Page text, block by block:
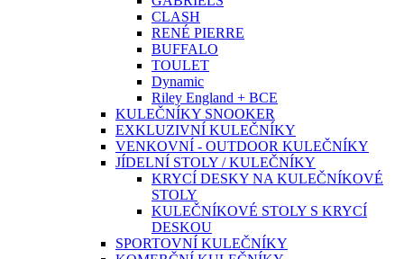
CLASH
RENÉ PIERRE
BUFFALO
TOULET
Dynamic
Riley England + BCE
KULEČNÍKY SNOOKER
EXKLUZIVNÍ KULEČNÍKY
VENKOVNÍ - OUTDOOR KULEČNÍKY
JÍDELNÍ STOLY / KULEČNÍKY
KRYCÍ DESKY NA KULEČNÍKOVÉ
STOLY
KULEČNÍKOVÉ STOLY S KRYCÍ
DESKOU
SPORTOVNÍ KULEČNÍKY